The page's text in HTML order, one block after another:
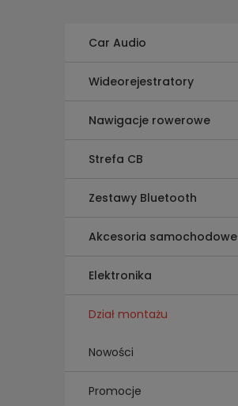
Car Audio
Wideorejestratory
Nawigacje rowerowe
Strefa CB
Zestawy Bluetooth
Akcesoria samochodowe
Elektronika
Dział montażu
Nowości
Promocje